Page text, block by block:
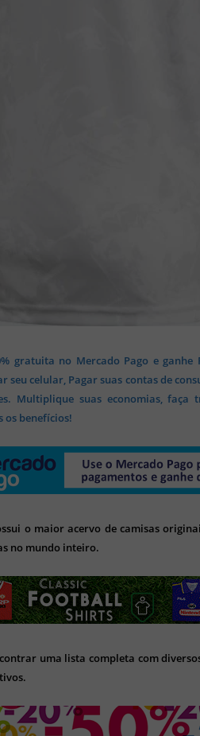
gratuita no Mercado Pago e ganhe
seu celular, Pagar suas contas de
Multiplique suas economias, faça
os benefícios!
o maior acervo de camisas
no mundo inteiro.
uma lista completa com